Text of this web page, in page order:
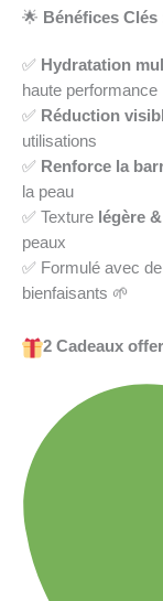
🌟 Bénéfices Clés
✅ Hydratation
haute performance
✅ Réduction
utilisations
✅ Renforce la
la peau
✅ Texture légère
peaux
✅ Formulé avec de
bienfaisants 🌱
2 Cadeaux